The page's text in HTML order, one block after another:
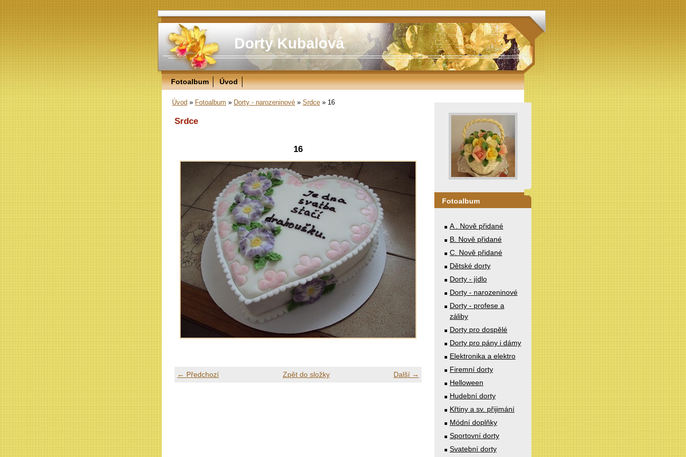
Dorty Kubalová
Fotoalbum Úvod
Úvod » Fotoalbum » Dorty - narozeninové » Srdce » 16
Srdce
16
← Předchozí Další →
Zpět do složky
Fotoalbum
A . Nově přidané
B. Nově přidané
C. Nově přidané
Dětské dorty
Dorty - jídlo
Dorty - narozeninové
Dorty - profese a
záliby
Dorty pro dospělé
Dorty pro pány i dámy
Elektronika a elektro
Firemní dorty
Helloween
Hudební dorty
Křtiny a sv. přijimání
Módní doplňky
Sportovní dorty
Svatební dorty